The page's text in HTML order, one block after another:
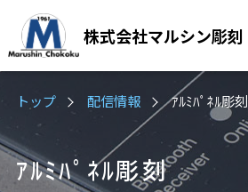
株式会社マルシン彫刻
トップ 配信情報 ｱﾙﾐﾊﾟﾈﾙ彫刻
ｱﾙﾐﾊﾟﾈﾙ彫刻